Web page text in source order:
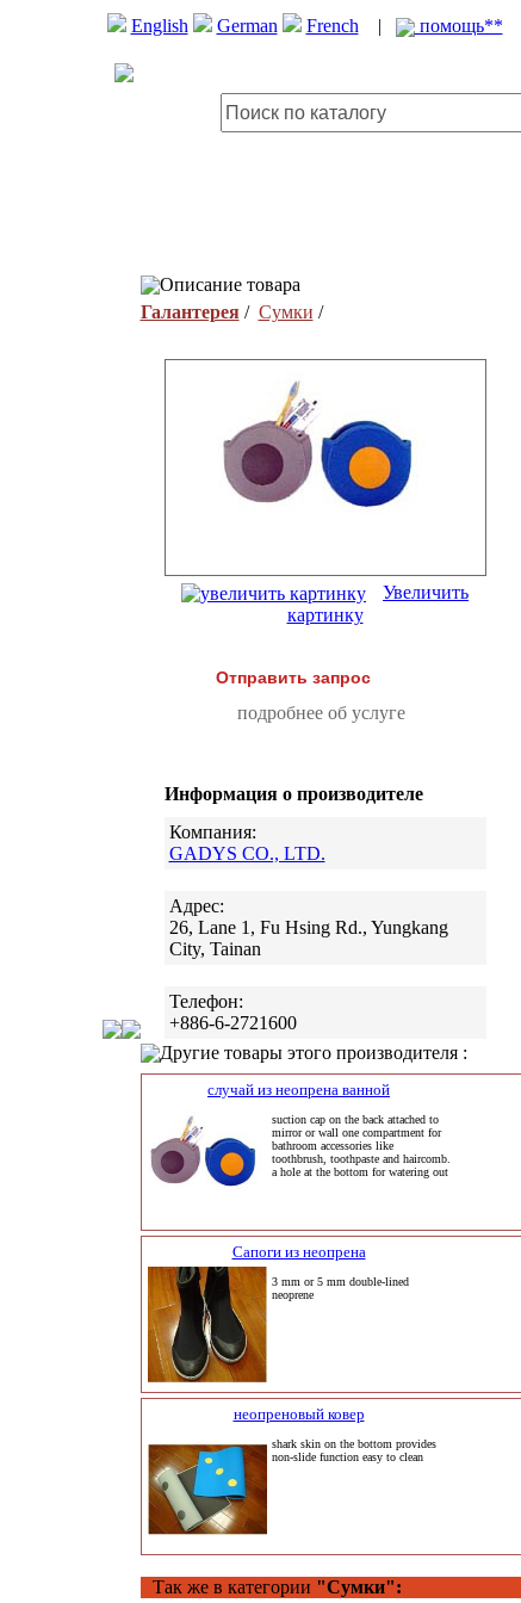
English German French | помощь**
Описание товара
Галантерея/ Сумки /
Увеличить
картинку
Отправить запрос
подробнее об услуге
Информация о производителе
Компания:
GADYS CO., LTD.
Адрес:
26, Lane 1, Fu Hsing Rd., Yungkang
City, Tainan
Телефон:
+886-6-2721600
Другие товары этого производителя :
случай из неопрена ванной
suction cap on the back attached to
mirror or wall one compartment for
bathroom accessories like
toothbrush, toothpaste and haircomb.
a hole at the bottom for watering out
Сапоги из неопрена
3 mm or 5 mm double-lined
neoprene
неопреновый ковер
shark skin on the bottom provides
non-slide function easy to clean
Так же в категории "Сумки":